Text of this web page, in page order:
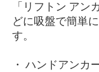
「リフトン アン
どに吸盤で簡単
す。
・ ハンドアンカ